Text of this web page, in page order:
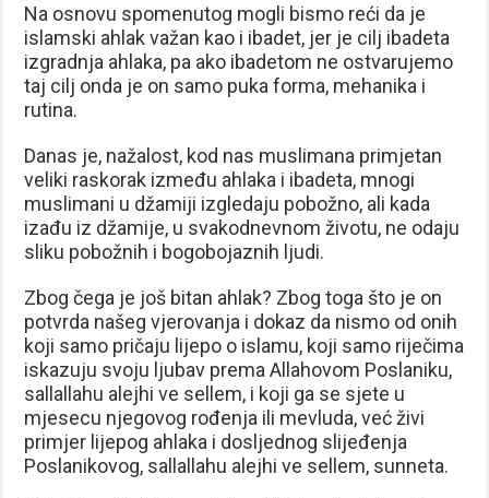
Na osnovu spomenutog mogli bismo reći da je
islamski ahlak važan kao i ibadet, jer je cilj ibadeta
izgradnja ahlaka, pa ako ibadetom ne ostvarujemo
taj cilj onda je on samo puka forma, mehanika i
rutina.
Danas je, nažalost, kod nas muslimana primjetan
veliki raskorak između ahlaka i ibadeta, mnogi
muslimani u džamiji izgledaju pobožno, ali kada
izađu iz džamije, u svakodnevnom životu, ne odaju
sliku pobožnih i bogobojaznih ljudi.
Zbog čega je još bitan ahlak? Zbog toga što je on
potvrda našeg vjerovanja i dokaz da nismo od onih
koji samo pričaju lijepo o islamu, koji samo riječima
iskazuju svoju ljubav prema Allahovom Poslaniku,
sallallahu alejhi ve sellem, i koji ga se sjete u
mjesecu njegovog rođenja ili mevluda, već živi
primjer lijepog ahlaka i dosljednog slijeđenja
Poslanikovog, sallallahu alejhi ve sellem, sunneta.